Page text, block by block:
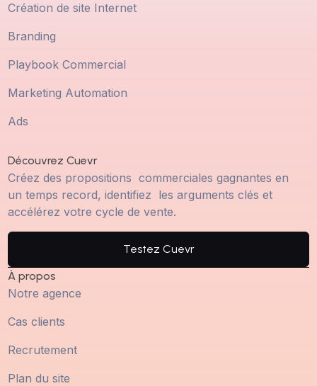
Création de site Internet
Branding
Playbook Commercial
Marketing Automation
Ads
Découvrez Cuevr
Créez des propositions commerciales gagnantes en
un temps record, identifiez les arguments clés et
accélérez votre cycle de vente.
Testez Cuevr
À propos
Notre agence
Cas clients
Recrutement
Plan du site